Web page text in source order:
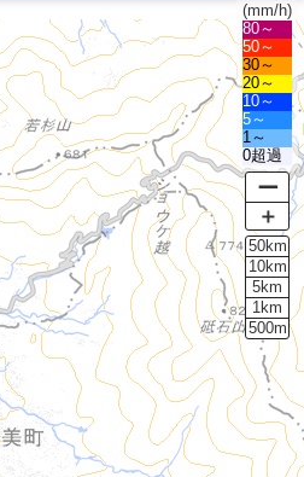
(mm/h)
80～
50～
30～
20～
10～
5～
1～
0超過
ー
＋
50km
10km
5km
1km
500m